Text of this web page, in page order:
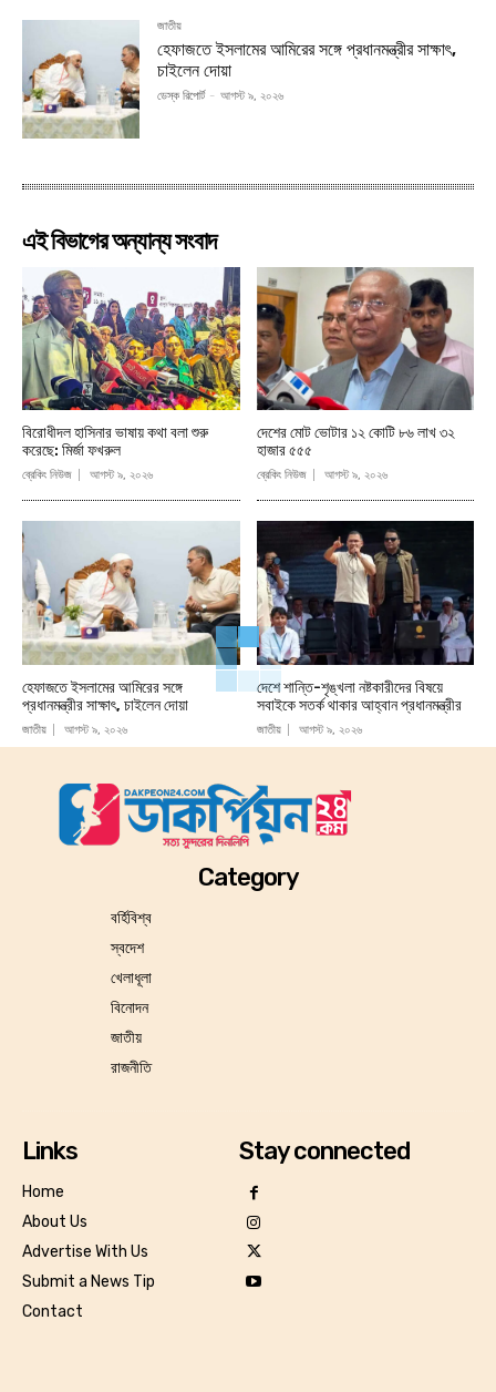
জাতীয়
হেফাজতে ইসলামের আমিরের সঙ্গে প্রধানমন্ত্রীর সাক্ষাৎ,
চাইলেন দোয়া
ডেস্ক রিপোর্ট - আগস্ট ৯, ২০২৬
এই বিভাগের অন্যান্য সংবাদ
বিরোধীদল হাসিনার ভাষায় কথা বলা শুরু
করেছে: মির্জা ফখরুল
ব্রেকিং নিউজ আগস্ট ৯, ২০২৬
দেশের মোট ভোটার ১২ কোটি ৮৬ লাখ ৩২
হাজার ৫৫৫
ব্রেকিং নিউজ আগস্ট ৯, ২০২৬
হেফাজতে ইসলামের আমিরের সঙ্গে
প্রধানমন্ত্রীর সাক্ষাৎ, চাইলেন দোয়া
জাতীয় আগস্ট ৯, ২০২৬
দেশে শান্তি-শৃঙ্খলা নষ্টকারীদের বিষয়ে
সবাইকে সতর্ক থাকার আহ্বান প্রধানমন্ত্রীর
জাতীয় আগস্ট ৯, ২০২৬
Category
বর্হিবিশ্ব
স্বদেশ
খেলাধূলা
বিনোদন
জাতীয়
রাজনীতি
Links
Home
About Us
Advertise With Us
Submit a News Tip
Contact
Stay connected